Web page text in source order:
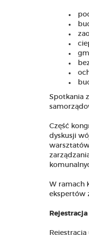
Spotkania
Część
dyskusji
W ramach
ekspertów
Rejestracja